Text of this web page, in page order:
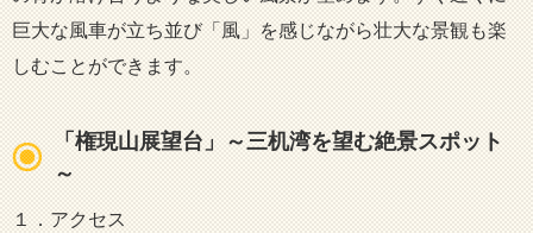
巨大な風車が立ち並び「風」を感じながら壮大な景観も楽
しむことができます。
「権現山展望台」～三机湾を望む絶景スポット
～
１．アクセス